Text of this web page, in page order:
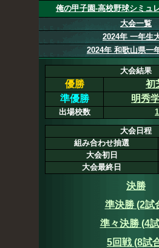
俺の甲子園-高校野球シミュ
大会一覧
2024年 一年生
2024年 和歌山県一
大会結果
優勝
初
準優勝
明秀
出場校数
大会日程
組み合わせ抽選
大会初日
大会最終日
決勝
準決勝 (2試
準々決勝 (4
5回戦 (8試